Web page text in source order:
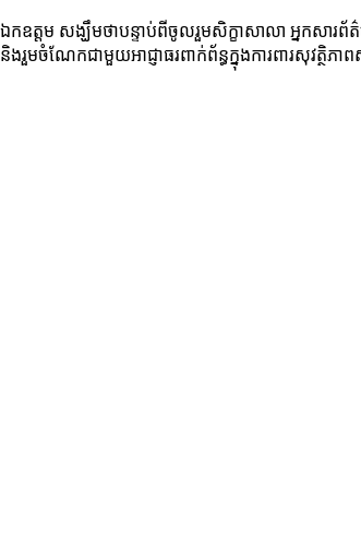
ឯកឧត្តម សង្ឃឹមថាបន្ទាប់ពីចូលរួមសិក្ខាសាលា អ្នកសារព័
និងរួមចំណែកជាមួយអាជ្ញាធរពាក់ព័ន្ធក្នុងការពារសុវត្ថិ